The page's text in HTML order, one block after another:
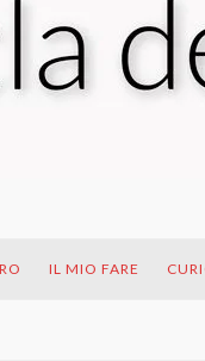
IL MIO FARE